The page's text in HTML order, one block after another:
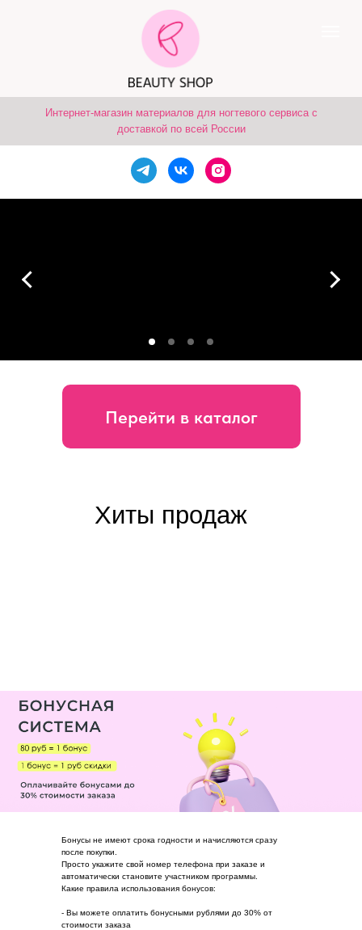
Интернет-магазин материалов для ногтевого сервиса с
доставкой по всей России
Перейти в каталог
Хиты продаж
Бонусы не имеют срока годности и начисляются сразу
после покупки.
Просто укажите свой номер телефона при заказе и
автоматически становите участником программы.
Какие правила использования бонусов:
- Вы можете оплатить бонусными рублями до 30% от
стоимости заказа